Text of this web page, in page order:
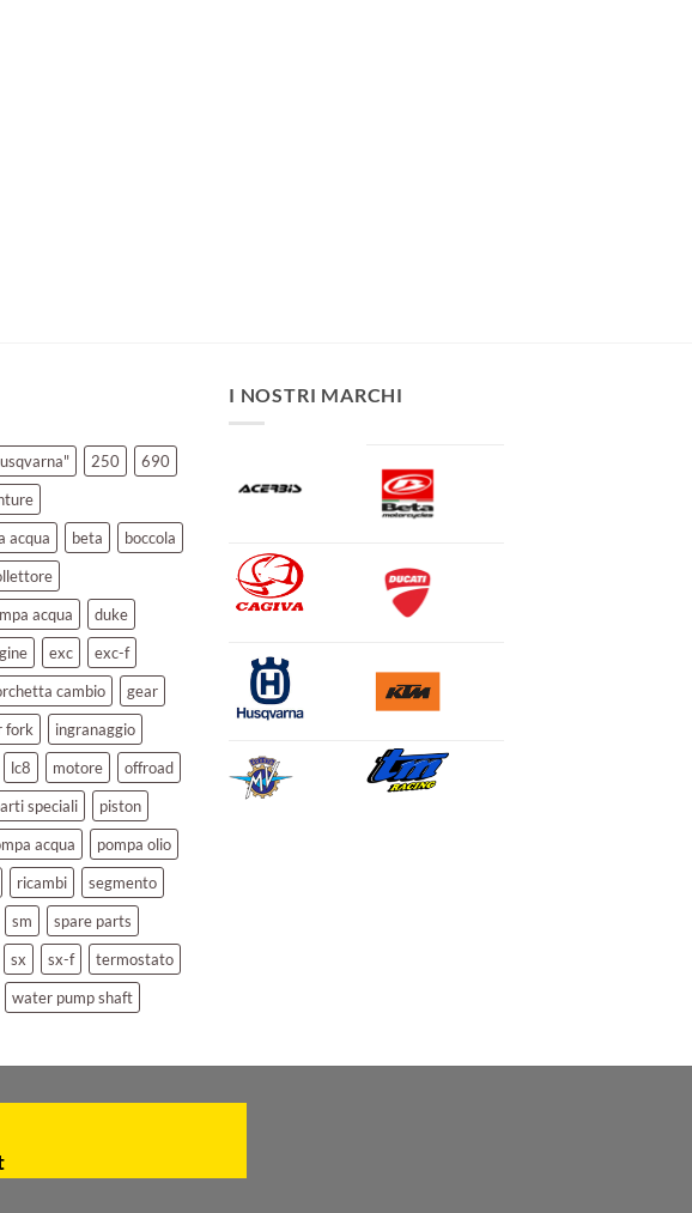
250
690
acqua
beta
boccola
acqua
duke
exc
exc-f
cambio
gear
fork
ingranaggio
lc8 motore
offroad
speciali
piston
acqua
pompa olio
ricambi
segmento
sm
spare parts
sx sx-f
termostato
water pump shaft
I NOSTRI MARCHI